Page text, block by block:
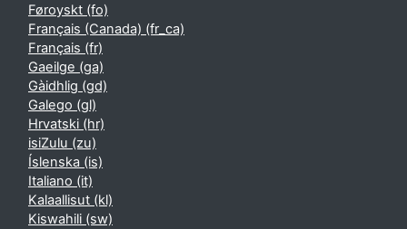
Føroyskt ‎(fo)‎
Français (Canada) ‎(fr_ca)‎
Français ‎(fr)‎
Gaeilge ‎(ga)‎
Gàidhlig ‎(gd)‎
Galego ‎(gl)‎
Hrvatski ‎(hr)‎
isiZulu ‎(zu)‎
Íslenska ‎(is)‎
Italiano ‎(it)‎
Kalaallisut ‎(kl)‎
Kiswahili ‎(sw)‎